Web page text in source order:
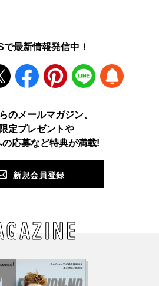
で最新情報発信中！
Facebook Pinterest LINE
のメールマガジン、
定プレゼントや
の応募など特典が満載!
新規会員登録